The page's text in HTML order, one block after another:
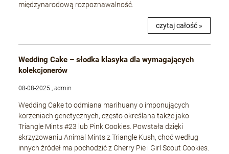
międzynarodową rozpoznawalność.
czytaj całość »
Wedding Cake – słodka klasyka dla wymagających
kolekcjonerów
08-08-2025 , admin
Wedding Cake to odmiana marihuany o imponujących
korzeniach genetycznych, często określana także jako
Triangle Mints #23 lub Pink Cookies. Powstała dzięki
skrzyżowaniu Animal Mints z Triangle Kush, choć według
innych źródeł ma pochodzić z Cherry Pie i Girl Scout Cookies.